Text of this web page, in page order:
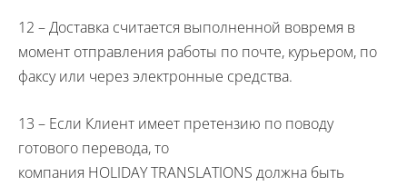
12 – Доставка считается выполненной вовремя в
момент отправления работы по почте, курьером, по
факсу или через электронные средства.
13 – Если Клиент имеет претензию по поводу
готового перевода, то
компания HOLIDAYTRANSLATIONS должна быть